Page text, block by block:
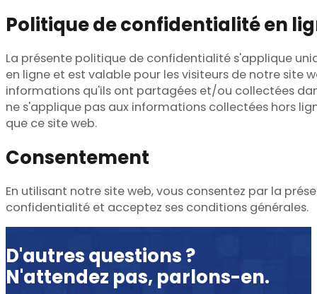
Politique de confidentialité en
La présente politique de confidentialité s'applique
en ligne et est valable pour les visiteurs de notre site
informations qu'ils ont partagées et/ou collectées
ne s'applique pas aux informations collectées hors
que ce site web.
Consentement
En utilisant notre site web, vous consentez par la
confidentialité et acceptez ses conditions générales.
D'autres questions ?
N'attendez pas, parlons-en.